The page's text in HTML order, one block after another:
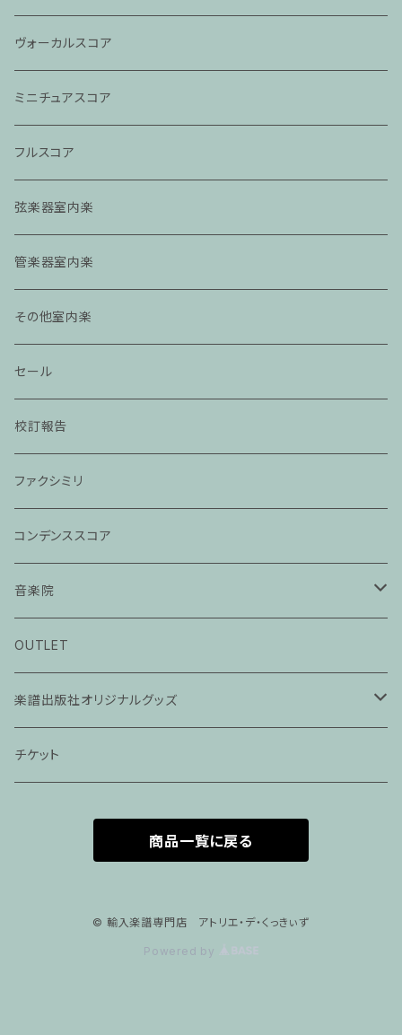
ヴォーカルスコア
ミニチュアスコア
フルスコア
弦楽器室内楽
管楽器室内楽
その他室内楽
セール
校訂報告
ファクシミリ
コンデンススコア
音楽院
ピアノ科３０分レッスン
ピアノ科４５分レッスン
家族割プラン
家族割適用プラン2
声楽ピアノ４５分レッスン
ヴァイオリンピアノ６０分レッスン
OUTLET
楽譜出版社オリジナルグッズ
アパレル
チケット
商品一覧に戻る
© 輸入楽譜専門店 アトリエ・デ・くっきぃず
Powered by